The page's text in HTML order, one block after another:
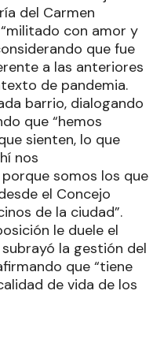
del Carmen
con amor y
que fue
a las anteriores
de pandemia.
barrio, dialogando
que “hemos
sienten, lo que
nos
somos los que
el Concejo
de la ciudad”.
le duele el
la gestión del
que “tiene
de vida de los